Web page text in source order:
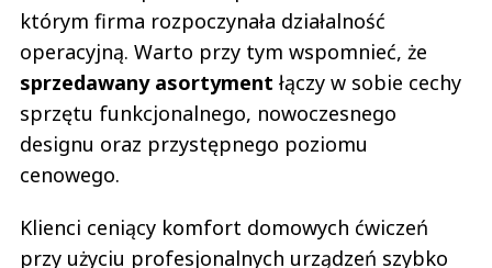
którym firma rozpoczynała działalność
operacyjną. Warto przy tym wspomnieć, że
sprzedawany asortyment łączy w sobie cechy
sprzętu funkcjonalnego, nowoczesnego
designu oraz przystępnego poziomu
cenowego.
Klienci ceniący komfort domowych ćwiczeń
przy użyciu profesjonalnych urządzeń szybko